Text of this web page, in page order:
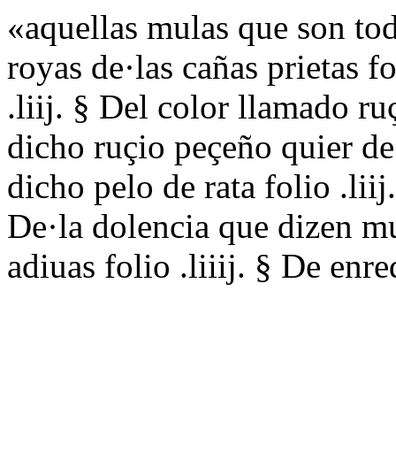
«aquellas mulas que son
royas de·las cañas
.liij. § Del color llamado
dicho ruçio peçeño quier
dicho pelo de rata folio
De·la dolencia que dizen
adiuas folio .liiij. § De